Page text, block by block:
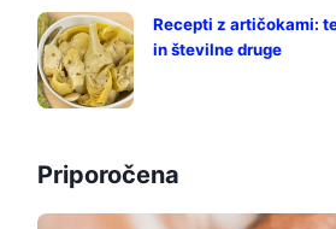
Recepti z artičokami:
in številne druge
Priporočena